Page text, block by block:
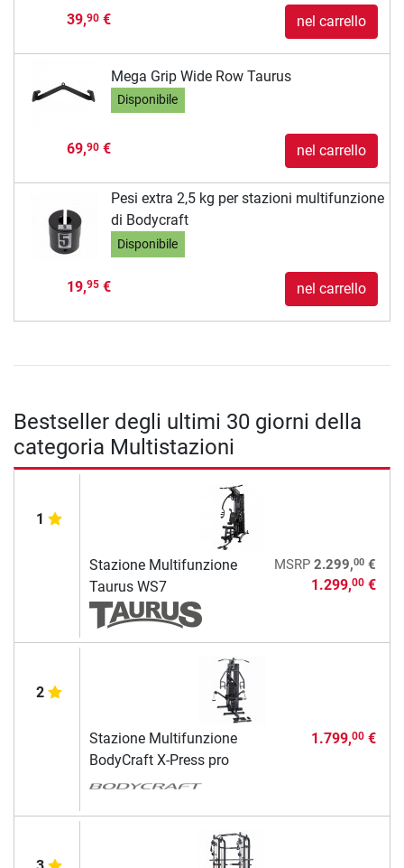
39,90€ nel carrello
Mega Grip Wide Row Taurus
Disponibile
69,90€ nel carrello
Pesi extra 2,5 kg per stazioni multifunzione
di Bodycraft
Disponibile
19,95€ nel carrello
Bestseller degli ultimi 30 giorni della
categoria Multistazioni
1
Stazione Multifunzione
Taurus WS7
MSRP 2.299,00€
1.299,00€
2
Stazione Multifunzione
BodyCraft X-Press pro
1.799,00€